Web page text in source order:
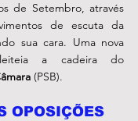
de Setembro, através
de escuta da
sua cara. Uma nova
a cadeira do
(PSB).
OPOSIÇÕES